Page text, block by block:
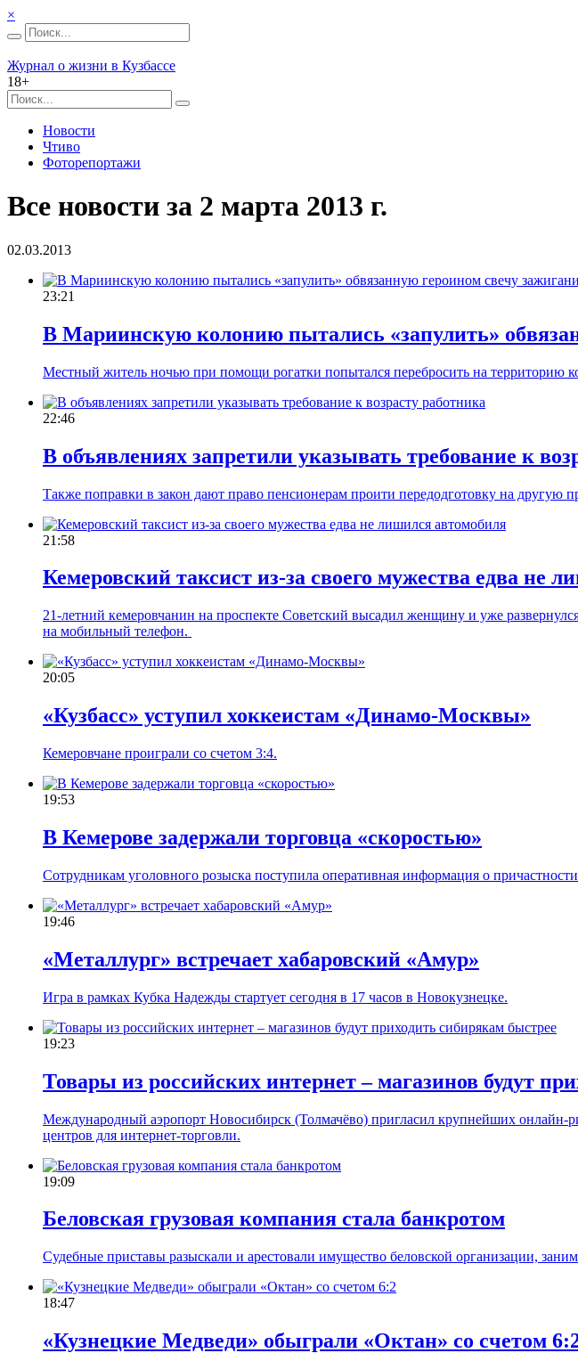
×
Журнал о жизни в Кузбассе
18+
Новости
Чтиво
Фоторепортажи
Все новости за 2 марта 2013 г.
02.03.2013
23:21
В Мариинскую колонию пытались «запулить»
Местный житель ночью при помощи рогатки попытался перебросить на территорию
22:46
В объявлениях запретили указывать требование к
Также поправки в закон дают право пенсионерам проити передодготовку на другую
21:58
Кемеровский таксист из-за своего мужества едва не
21-летний кемеровчанин на проспекте Советский высадил женщину и уже
на мобильный телефон.
20:05
«Кузбасс» уступил хоккеистам «Динамо-Москвы»
Кемеровчане проиграли со счетом 3:4.
19:53
В Кемерове задержали торговца «скоростью»
Сотрудникам уголовного розыска поступила оперативная информация о
19:46
«Металлург» встречает хабаровский «Амур»
Игра в рамках Кубка Надежды стартует сегодня в 17 часов в Новокузнецке.
19:23
Товары из российских интернет – магазинов будут
Международный аэропорт Новосибирск (Толмачёво) пригласил крупнейших онлайн-
центров для интернет-торговли.
19:09
Беловская грузовая компания стала банкротом
Судебные приставы разыскали и арестовали имущество беловской организации,
18:47
«Кузнецкие Медведи» обыграли «Октан» со счетом